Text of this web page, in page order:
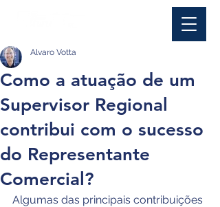
Como a atuação de um
Supervisor Regional
contribui com o sucesso
do Representante
Comercial?
Alvaro Votta
Algumas das principais contribuições